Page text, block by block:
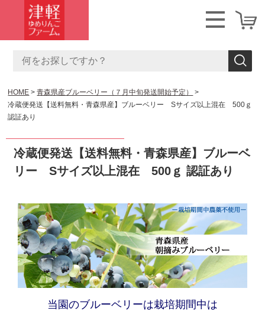
HOME
青森県産ブルーベリー（７月中旬発送開始予定）
冷蔵便発送【送料無料・青森県産】ブルーベリー Sサイズ以上混在 500ｇ
認証あり
冷蔵便発送【送料無料・青森県産】ブルーベ
リー Sサイズ以上混在 500ｇ 認証あり
当園のブルーベリーは栽培期間中は